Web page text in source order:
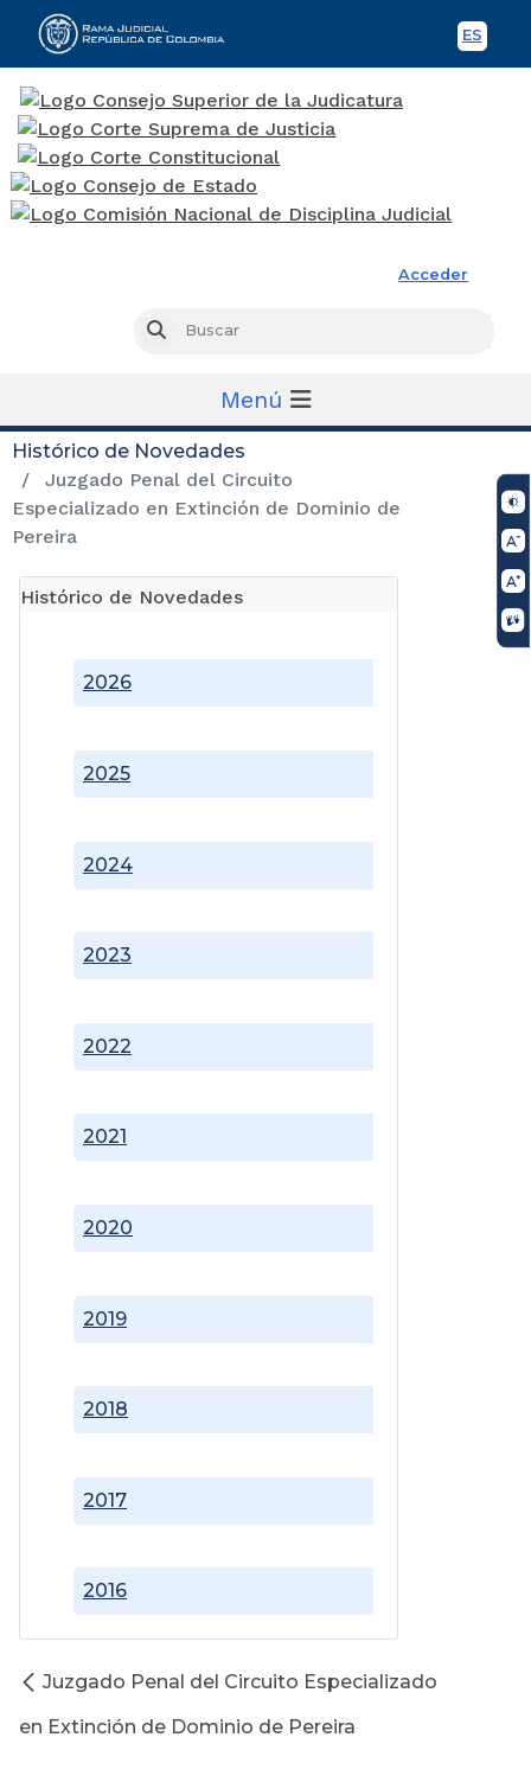
ES
Acceder
Buscar
Menú
Histórico de Novedades
Juzgado Penal del Circuito
Especializado en Extinción de Dominio de
Pereira
Histórico de Novedades
2016
2017
2018
2019
2020
2021
2022
2023
2024
2025
2026
Juzgado Penal del Circuito Especializado
en Extinción de Dominio de Pereira